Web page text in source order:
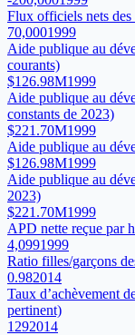
Flux officiels nets
70,0001999
Aide publique au
courants)
$126.98M1999
Aide publique au
constants de 2023)
$221.70M1999
Aide publique au
$126.98M1999
Aide publique au
2023)
$221.70M1999
APD nette reçue par
4,0991999
Ratio filles/garçons
0.982014
Taux d’achèvement
pertinent)
1292014